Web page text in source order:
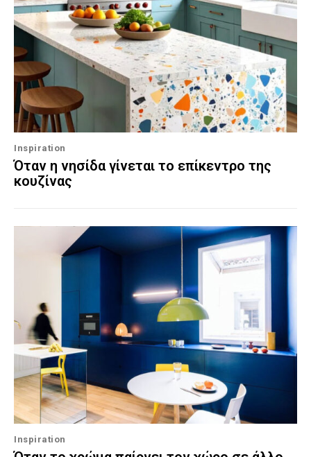
Inspiration
Όταν η νησίδα γίνεται το επίκεντρο της
κουζίνας
Inspiration